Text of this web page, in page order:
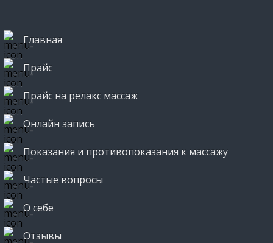
Главная
Прайс
Прайс на релакс массаж
Онлайн запись
Показания и противопоказания к массажу
Частые вопросы
О себе
Отзывы